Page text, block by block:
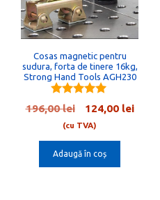
Cosas magnetic pentru
sudura, forta de tinere 16kg,
Strong Hand Tools AGH230
5.00
out of 5
196,00lei
Prețul
inițial
a
fost:
124,00 leiPrețul
(cu TVA)
Adaugă în coș